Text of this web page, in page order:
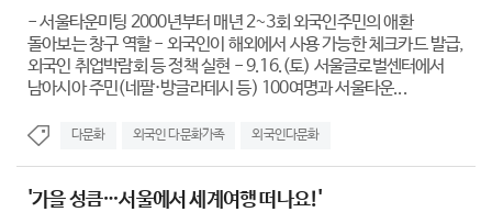
- 서울타운미팅 2000년부터 매년 2~3회 외국인주민의 애환
돌아보는 창구 역할 - 외국인이 해외에서 사용 가능한 체크카드 발급,
외국인 취업박람회 등 정책 실현 - 9.16.(토) 서울글로벌센터에서
남아시아 주민(네팔·방글라데시 등) 100여명과 서울타운...
다문화 외국인 다문화가족 외국인다문화
'가을 성큼…서울에서 세계여행 떠나요!'